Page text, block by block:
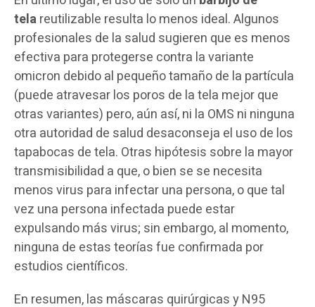
telareutilizable resulta lo menos ideal. Algunos
profesionales de la salud sugieren que es menos
efectiva para protegerse contra la variante
omicron debido al pequeño tamaño de la partícula
(puede atravesar los poros de la tela mejor que
otras variantes) pero, aún así, ni la OMS ni ninguna
otra autoridad de salud desaconseja el uso de los
tapabocas de tela. Otras hipótesis sobre la mayor
transmisibilidad a que, o bien se se necesita
menos virus para infectar una persona, o que tal
vez una persona infectada puede estar
expulsando más virus; sin embargo, al momento,
ninguna de estas teorías fue confirmada por
estudios científicos.
En resumen, las máscaras quirúrgicas y N95